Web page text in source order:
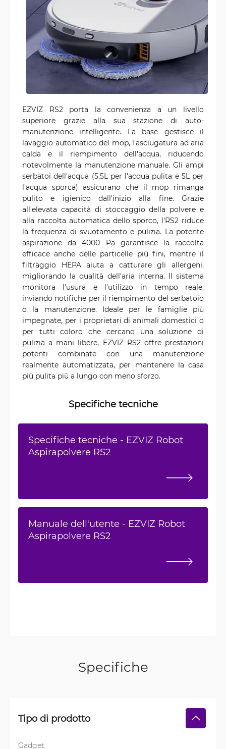
EZVIZ RS2 porta la convenienza a un livello
superiore grazie alla sua stazione di auto-
manutenzione intelligente. La base gestisce il
lavaggio automatico del mop, l'asciugatura ad aria
calda e il riempimento dell'acqua, riducendo
notevolmente la manutenzione manuale. Gli ampi
serbatoi dell'acqua (5,5L per l'acqua pulita e 5L per
l'acqua sporca) assicurano che il mop rimanga
pulito e igienico dall'inizio alla fine. Grazie
all'elevata capacità di stoccaggio della polvere e
alla raccolta automatica dello sporco, l'RS2 riduce
la frequenza di svuotamento e pulizia. La potente
aspirazione da 4000 Pa garantisce la raccolta
efficace anche delle particelle più fini, mentre il
filtraggio HEPA aiuta a catturare gli allergeni,
migliorando la qualità dell'aria interna. Il sistema
monitora l'usura e l'utilizzo in tempo reale,
inviando notifiche per il riempimento del serbatoio
o la manutenzione. Ideale per le famiglie più
impegnate, per i proprietari di animali domestici o
per tutti coloro che cercano una soluzione di
pulizia a mani libere, EZVIZ RS2 offre prestazioni
potenti combinate con una manutenzione
realmente automatizzata, per mantenere la casa
più pulita più a lungo con meno sforzo.
Specifiche tecniche
Specifiche tecniche - EZVIZ Robot
Aspirapolvere RS2
Manuale dell'utente - EZVIZ Robot
Aspirapolvere RS2
Specifiche
Tipo di prodotto
Gadget